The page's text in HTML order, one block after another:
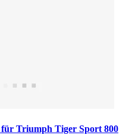
Triumph Tiger Sport 800